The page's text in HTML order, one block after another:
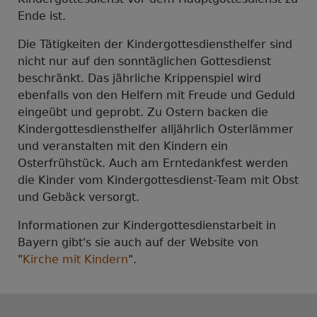
Ende ist.
Die Tätigkeiten der Kindergottesdiensthelfer sind
nicht nur auf den sonntäglichen Gottesdienst
beschränkt. Das jährliche Krippenspiel wird
ebenfalls von den Helfern mit Freude und Geduld
eingeübt und geprobt. Zu Ostern backen die
Kindergottesdiensthelfer alljährlich Osterlämmer
und veranstalten mit den Kindern ein
Osterfrühstück. Auch am Erntedankfest werden
die Kinder vom Kindergottesdienst-Team mit Obst
und Gebäck versorgt.
Informationen zur Kindergottesdienstarbeit in
Bayern gibt's sie auch auf der Website von
"Kirche mit Kindern".